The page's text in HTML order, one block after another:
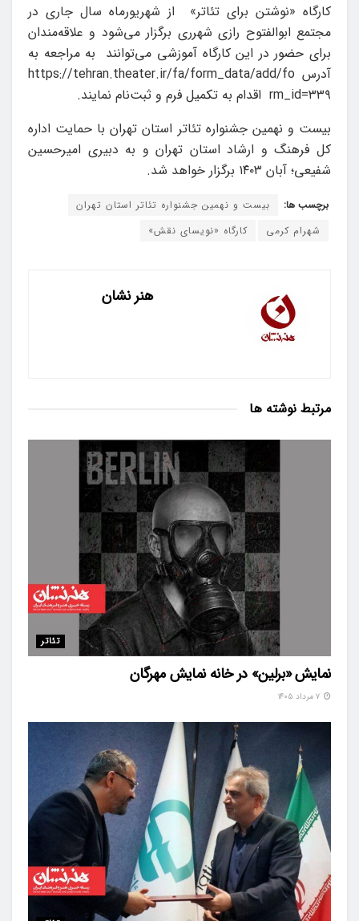
کارگاه «نوشتن برای تئاتر» از شهریورماه سال جاری در
مجتمع ابوالفتوح رازی شهرری برگزار می‌شود و علاقه‌مندان
برای حضور در این کارگاه آموزشی می‌توانند به مراجعه به
آدرس https://tehran.theater.ir/fa/form_data/add/fo
rm_id=۳۳۹ اقدام به تکمیل فرم و ثبت‌نام نمایند.
بیست و نهمین جشنواره تئاتر استان تهران با حمایت اداره
کل فرهنگ و ارشاد استان تهران و به دبیری امیرحسین
شفیعی؛ آبان ۱۴۰۳ برگزار خواهد شد.
برچسب ها:
بیست و نهمین جشنواره تئاتر استان تهران
شهرام کرمی
کارگاه «نویسای نقش»
هنر نشان
مرتبط نوشته ها
تئاتر
نمایش «برلین» در خانه نمایش مهرگان